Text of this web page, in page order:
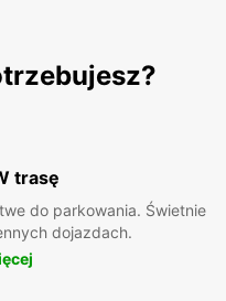
trasę
do parkowania. Świetnie
dojazdach.